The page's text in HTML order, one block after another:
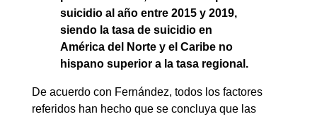
suicidio al año entre 2015 y 2019,
siendo la tasa de suicidio en
América del Norte y el Caribe no
hispano superior a la tasa regional.
De acuerdo con Fernández, todos los factores
referidos han hecho que se concluya que las